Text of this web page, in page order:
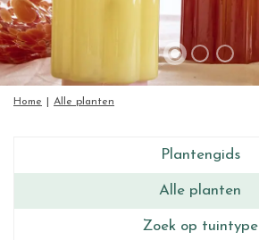
e
n
t
Home Alle planten
Plantengids
Alle planten
Zoek op tuintype